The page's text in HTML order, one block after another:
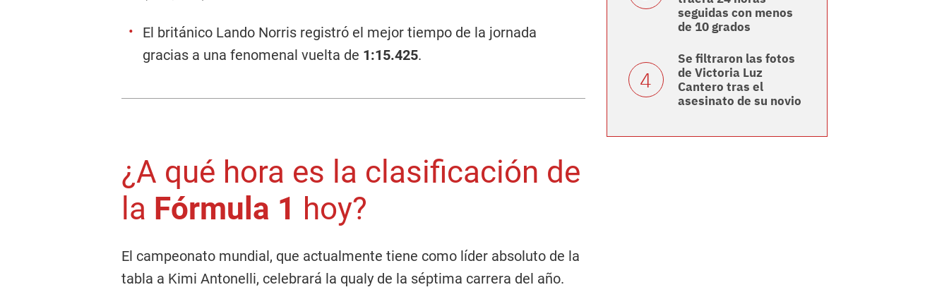
El británico Lando Norris registró el mejor tiempo de la jornada
gracias a una fenomenal vuelta de 1:15.425.
¿A qué hora es la clasificación de
la Fórmula 1 hoy?
El campeonato mundial, que actualmente tiene como líder absoluto de la
tabla a Kimi Antonelli, celebrará la qualy de la séptima carrera del año.
seguidas con menos
de 10 grados
Se filtraron las fotos
de Victoria Luz
Cantero tras el
asesinato de su novio